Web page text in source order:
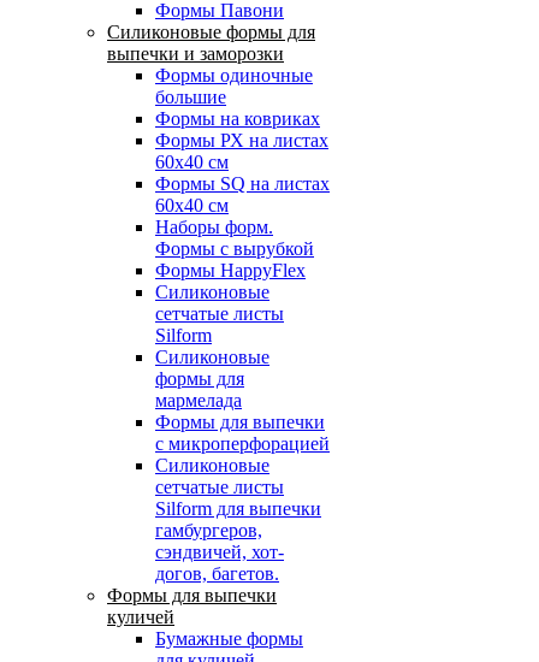
Формы Павони
Силиконовые формы для
выпечки и заморозки
Формы одиночные
большие
Формы на ковриках
Формы РХ на листах
60х40 см
Формы SQ на листах
60х40 см
Наборы форм.
Формы с вырубкой
Формы HappyFlex
Силиконовые
сетчатые листы
Silform
Силиконовые
формы для
мармелада
Формы для выпечки
с микроперфорацией
Силиконовые
сетчатые листы
Silform для выпечки
гамбургеров,
сэндвичей, хот-
догов, багетов.
Формы для выпечки
куличей
Бумажные формы